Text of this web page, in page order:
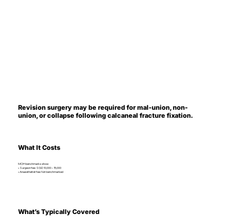
Revision surgery may be required for mal-union, non-
union, or collapse following calcaneal fracture fixation.
What It Costs
MOH benchmarks show:
• Surgeon fee: SGD 10,000 – 15,000
• Anaesthetist fee: Not benchmarked
What’s Typically Covered